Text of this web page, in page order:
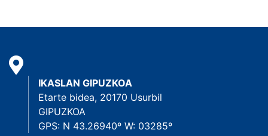
IKASLAN GIPUZKOA
Etarte bidea, 20170 Usurbil
GIPUZKOA
GPS: N 43.26940º W: 03285º